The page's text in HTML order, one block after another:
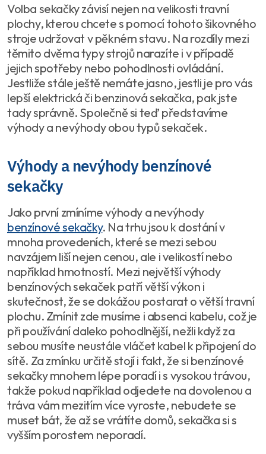
Volba sekačky závisí nejen na velikosti travní
plochy, kterou chcete s pomocí tohoto šikovného
stroje udržovat v pěkném stavu. Na rozdíly mezi
těmito dvěma typy strojů narazíte i v případě
jejich spotřeby nebo pohodlnosti ovládání.
Jestliže stále ještě nemáte jasno, jestli je pro vás
lepší elektrická či benzinová sekačka, pak jste
tady správně. Společně si teď představíme
výhody a nevýhody obou typů sekaček.
Výhody a nevýhody benzínové
sekačky
Jako první zmíníme výhody a nevýhody
benzínové sekačky. Na trhu jsou k dostání v
mnoha provedeních, které se mezi sebou
navzájem liší nejen cenou, ale i velikostí nebo
například hmotností. Mezi největší výhody
benzínových sekaček patří větší výkon i
skutečnost, že se dokážou postarat o větší travní
plochu. Zmínit zde musíme i absenci kabelu, což je
při používání daleko pohodlnější, nežli když za
sebou musíte neustále vláčet kabel k připojení do
sítě. Za zmínku určitě stojí i fakt, že si benzínové
sekačky mnohem lépe poradí i s vysokou trávou,
takže pokud například odjedete na dovolenou a
tráva vám mezitím více vyroste, nebudete se
muset bát, že až se vrátíte domů, sekačka si s
vyšším porostem neporadí.